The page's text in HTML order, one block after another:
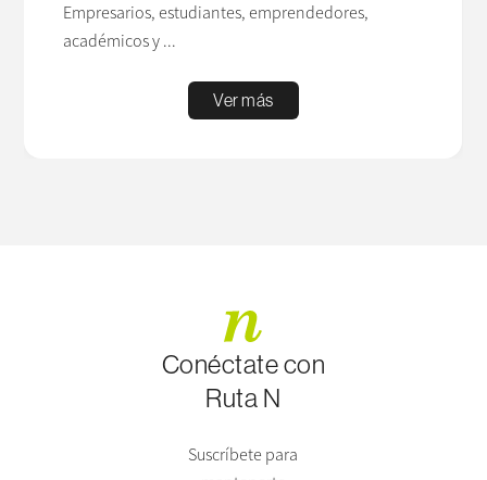
Empresarios, estudiantes, emprendedores,
académicos y ...
Ver más
Conéctate con
Ruta N
Suscríbete para